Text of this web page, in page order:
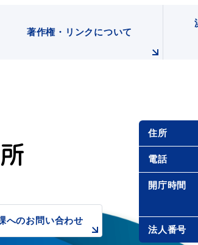
著作権・リンクについて
へのお問い合わせ
住所
電話
開庁時間
法人番号